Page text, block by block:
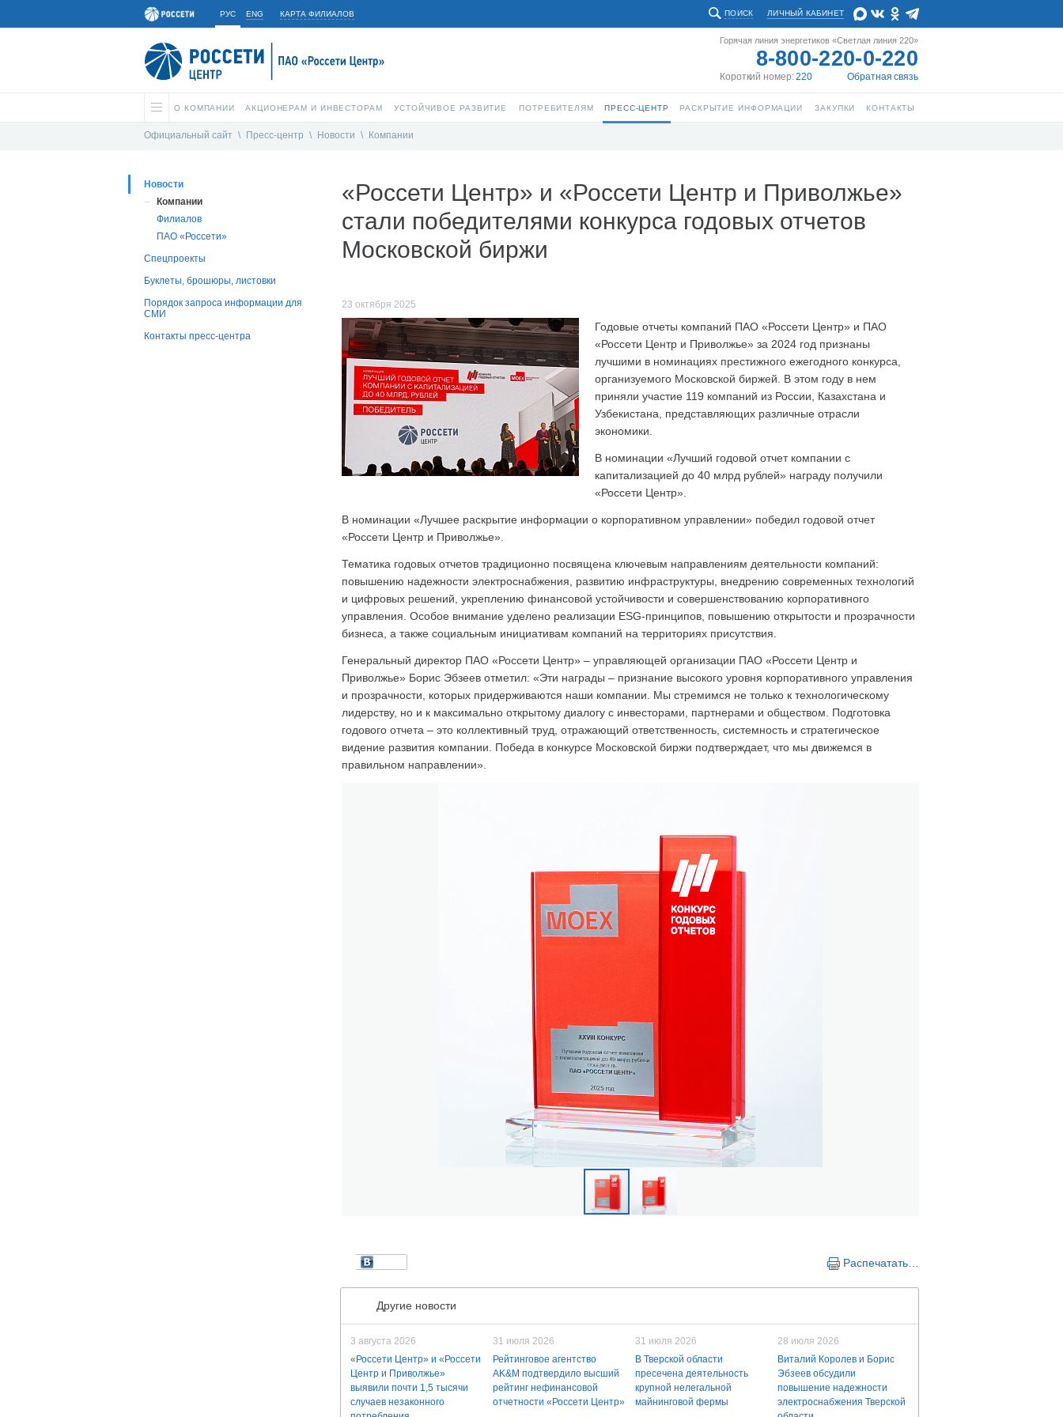
РУС ENG КАРТА ФИЛИАЛОВ ЛИЧНЫЙ КАБИНЕТ
ПОИСК
Горячая линия энергетиков «Светлая линия 220»
8-800-220-0-220
Короткий номер:220 Обратная связь
О КОМПАНИИ АКЦИОНЕРАМ И ИНВЕСТОРАМ УСТОЙЧИВОЕ РАЗВИТИЕ ПОТРЕБИТЕЛЯМ ПРЕСС-ЦЕНТР РАСКРЫТИЕ ИНФОРМАЦИИ ЗАКУПКИ КОНТАКТЫ
Официальный сайт \ Пресс-центр \ Новости \ Компании
Новости
Компании
Филиалов
ПАО «Россети»
Спецпроекты
Буклеты, брошюры, листовки
Порядок запроса информации для
СМИ
Контакты пресс-центра
«Россети Центр» и «Россети Центр и Приволжье»
стали победителями конкурса годовых отчетов
Московской биржи
23 октября 2025
Годовые отчеты компаний ПАО «Россети Центр» и ПАО
«Россети Центр и Приволжье» за 2024 год признаны
лучшими в номинациях престижного ежегодного конкурса,
организуемого Московской биржей. В этом году в нем
приняли участие 119 компаний из России, Казахстана и
Узбекистана, представляющих различные отрасли
экономики.
В номинации «Лучший годовой отчет компании с
капитализацией до 40 млрд рублей» награду получили
«Россети Центр».
В номинации «Лучшее раскрытие информации о корпоративном управлении» победил годовой отчет
«Россети Центр и Приволжье».
Тематика годовых отчетов традиционно посвящена ключевым направлениям деятельности компаний:
повышению надежности электроснабжения, развитию инфраструктуры, внедрению современных технологий
и цифровых решений, укреплению финансовой устойчивости и совершенствованию корпоративного
управления. Особое внимание уделено реализации ESG-принципов, повышению открытости и прозрачности
бизнеса, а также социальным инициативам компаний на территориях присутствия.
Генеральный директор ПАО «Россети Центр» – управляющей организации ПАО «Россети Центр и
Приволжье» Борис Эбзеев отметил: «Эти награды – признание высокого уровня корпоративного управления
и прозрачности, которых придерживаются наши компании. Мы стремимся не только к технологическому
лидерству, но и к максимально открытому диалогу с инвесторами, партнерами и обществом. Подготовка
годового отчета – это коллективный труд, отражающий ответственность, системность и стратегическое
видение развития компании. Победа в конкурсе Московской биржи подтверждает, что мы движемся в
правильном направлении».
Распечатать…
Другие новости
3 августа 2026
«Россети Центр» и «Россети
Центр и Приволжье»
выявили почти 1,5 тысячи
случаев незаконного
31 июля 2026
Рейтинговое агентство
AK&M подтвердило высший
рейтинг нефинансовой
отчетности «Россети Центр»
31 июля 2026
В Тверской области
пресечена деятельность
крупной нелегальной
майнинговой фермы
28 июля 2026
Виталий Королев и Борис
Эбзеев обсудили
повышение надежности
электроснабжения Тверской